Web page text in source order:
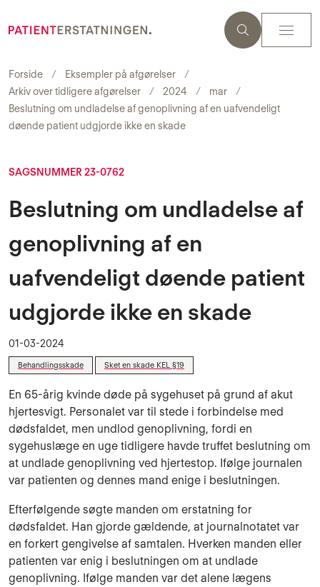
Forside
Eksempler på afgørelser
Arkiv over tidligere afgørelser
2024
mar
Beslutning om undladelse af genoplivning af en uafvendeligt
døende patient udgjorde ikke en skade
SAGSNUMMER 23-0762
Beslutning om undladelse af
genoplivning af en
uafvendeligt døende patient
udgjorde ikke en skade
01-03-2024
Behandlingsskade Sket en skade KEL §19
En 65-årig kvinde døde på sygehuset på grund af akut
hjertesvigt. Personalet var til stede i forbindelse med
dødsfaldet, men undlod genoplivning, fordi en
sygehuslæge en uge tidligere havde truffet beslutning om
at undlade genoplivning ved hjertestop. Ifølge journalen
var patienten og dennes mand enige i beslutningen.
Efterfølgende søgte manden om erstatning for
dødsfaldet. Han gjorde gældende, at journalnotatet var
en forkert gengivelse af samtalen. Hverken manden eller
patienten var enig i beslutningen om at undlade
genoplivning. Ifølge manden var det alene lægens